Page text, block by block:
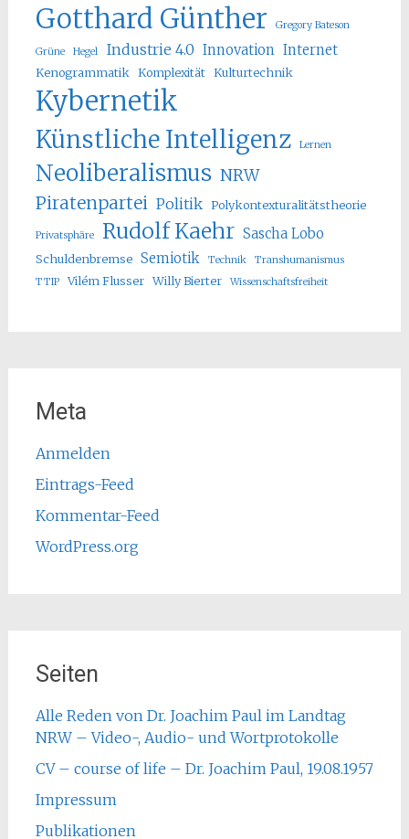
Gotthard Günther Gregory Bateson
Grüne Hegel Industrie 4.0 Innovation Internet
Kenogrammatik Komplexität Kulturtechnik
Kybernetik
Künstliche Intelligenz Lernen
Neoliberalismus NRW
Piratenpartei Politik Polykontexturalitätstheorie
Privatsphäre Rudolf Kaehr Sascha Lobo
Schuldenbremse Semiotik Technik
Transhumanismus
TTIP
Vilém Flusser Willy Bierter Wissenschaftsfreiheit
Meta
Anmelden
Eintrags-Feed
Kommentar-Feed
WordPress.org
Seiten
Alle Reden von Dr. Joachim Paul im Landtag
NRW – Video-, Audio- und Wortprotokolle
CV – course of life – Dr. Joachim Paul, 19.08.1957
Impressum
Publikationen